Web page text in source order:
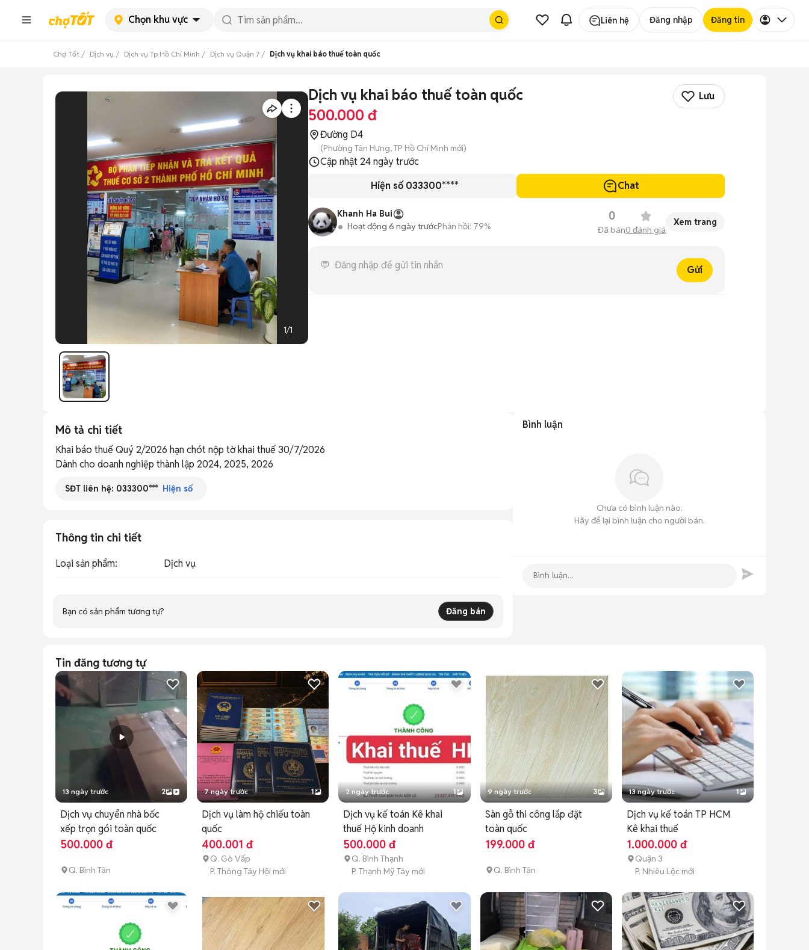
Chọn khu vực Liên hệ Đăng nhập Đăng tin
Chợ Tốt Dịch vụ Dịch vụ Tp Hồ Chí Minh Dịch vụ Quận 7 Dịch vụ khai báo thuế toàn quốc
1/1
Dịch vụ khai báo thuế toàn quốc Lưu
500.000 đ
Đường D4
(Phường Tân Hưng, TP Hồ Chí Minh mới)
Cập nhật24 ngày trước
Hiện số 033300****
Chat
Khanh Ha Bui
Hoạt động 6 ngày trướcPhản hồi: 79%
0
Đã bán0 đánh giá
Xem trang
Gửi
Mô tả chi tiết
Khai báo thuế Quý 2/2026 hạn chót nộp tờ khai thuế 30/7/2026
Dành cho doanh nghiệp thành lập 2024, 2025, 2026
SĐT liên hệ: 033300*** Hiện số
Thông tin chi tiết
Loại sản phẩm: Dịch vụ
Bạn có sản phẩm tương tự? Đăng bán
Bình luận
Chưa có bình luận nào.
Hãy để lại bình luận cho người bán.
Tin đăng tương tự
13 ngày trước 2
Dịch vụ chuyển nhà bốc
xếp trọn gói toàn quốc
500.000 đ
Q. Bình Tân
7 ngày trước 1
Dịch vụ làm hộ chiếu toàn
quốc
400.001 đ
Q. Gò Vấp
P. Thông Tây Hội mới
2 ngày trước 1
Dịch vụ kế toán Kê khai
thuế Hộ kinh doanh
500.000 đ
Q. Bình Thạnh
P. Thạnh Mỹ Tây mới
9 ngày trước 3
Sàn gỗ thi công lắp đặt
toàn quốc
199.000 đ
Q. Bình Tân
13 ngày trước 1
Dịch vụ kế toán TP HCM
Kê khai thuế
1.000.000 đ
Quận 3
P. Nhiêu Lộc mới